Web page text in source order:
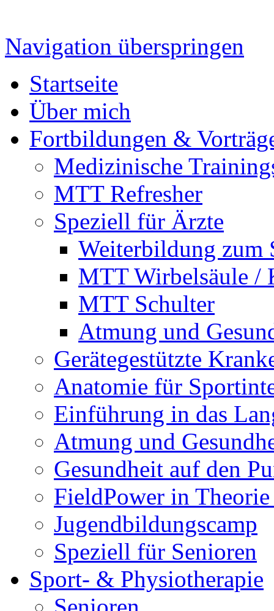
Navigation überspringen
Startseite
Über mich
Fortbildungen &
Medizinische
MTT Refresher
Speziell für Ärzte
Weiterbildung zum
MTT Wirbelsäule /
MTT Schulter
Atmung und
Gerätegestützte
Anatomie für
Einführung in das
Atmung und
Gesundheit auf den
FieldPower in
Jugendbildungscamp
Speziell für Senioren
Sport- & Physiotherapie